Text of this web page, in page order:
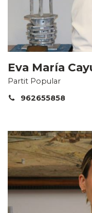
Eva María
Partit Popular
962655858